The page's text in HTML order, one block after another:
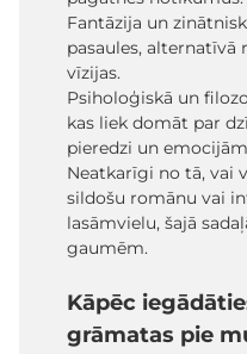
Fantāzija un
pasaules, alternatīvā
vīzijas.
Psiholoģiskā un
kas liek domāt par
pieredzi un
Neatkarīgi no tā, vai
sildošu romānu vai
lasāmvielu, šajā
gaumēm.
Kāpēc
grāmatas pie